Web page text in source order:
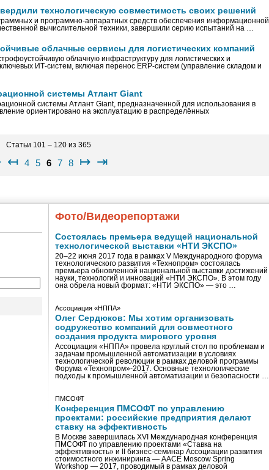
технологическую совместимость своих решений
и программно-аппаратных средств обеспечения информационной
вычислительной техники, завершили серию испытаний на …
облачные сервисы для логистических компаний
облачную инфраструктуру для логистических и
ИТ-систем, включая перенос ERP-систем (управление складом и
системы Атлант Giant
системы Атлант Giant, предназначенной для использования в
ориентировано на эксплуатацию в распределённых
Статьи 101 – 120 из 365
↤ 4 5 6 7 8 ↦ ⇥
Фото/Видеорепортажи
Состоялась премьера ведущей национальной
технологической выставки «НТИ ЭКСПО»
20–22 июня 2017 года в рамках V Международного форума
технологического развития «Технопром» состоялась
премьера обновленной национальной выставки достижений
науки, технологий и инноваций «НТИ ЭКСПО». В этом году
она обрела новый формат: «НТИ ЭКСПО» — это …
Ассоциация «НППА»
Олег Сердюков: Мы хотим организовать
содружество компаний для совместного
создания продукта мирового уровня
Ассоциация «НППА» провела круглый стол по проблемам и
задачам промышленной автоматизации в условиях
технологической революции в рамках деловой программы
Форума «Технопром»-2017. Основные технологические
подходы к промышленной автоматизации и безопасности …
ПМСОФТ
Конференция ПМСОФТ по управлению
проектами: российские предприятия делают
ставку на эффективность
В Москве завершилась XVI Международная конференция
ПМСОФТ по управлению проектами «Ставка на
эффективность» и II бизнес-семинар Ассоциации развития
стоимостного инжиниринга — AACE Moscow Spring
Workshop — 2017, проводимый в рамках деловой